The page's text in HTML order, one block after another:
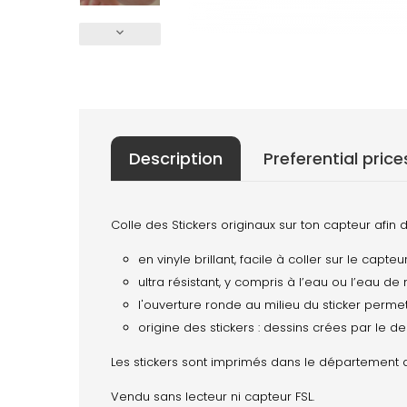
keyboard_arrow_down
Description Preferential
Colle des Stickers originaux sur ton capteur afin
en vinyle brillant, facile à coller sur le
ultra résistant, y compris à l’eau ou l’eau de
l'ouverture ronde au milieu du sticker
origine des stickers : dessins crées par le
Les stickers sont imprimés dans le département
Vendu sans lecteur ni capteur FSL.